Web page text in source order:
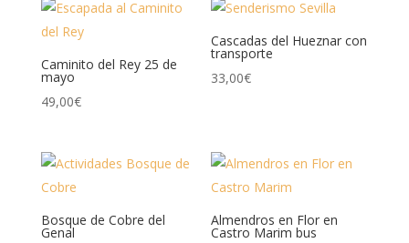
Caminito del Rey 25 de
mayo
49,00€
Cascadas del Hueznar con
transporte
33,00€
Bosque de Cobre del
Genal
Almendros en Flor en
Castro Marim bus